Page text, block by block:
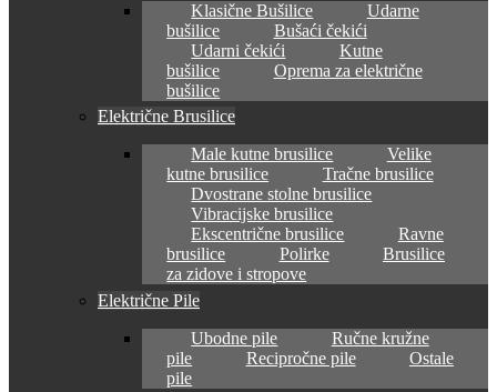
Klasične Bušilice
Udarne
bušilice
Bušaći čekići
Udarni čekići
Kutne
bušilice
Oprema za električne
bušilice
Električne Brusilice
Male kutne brusilice
Velike
kutne brusilice
Tračne brusilice
Dvostrane stolne brusilice
Vibracijske brusilice
Ekscentrične brusilice
Ravne
brusilice
Polirke
Brusilice
za zidove i stropove
Električne Pile
Ubodne pile
Ručne kružne
pile
Recipročne pile
Ostale
pile